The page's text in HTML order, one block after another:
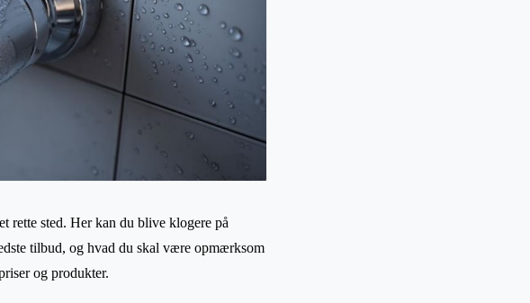
rette sted. Her kan du blive klogere på
tilbud, og hvad du skal være opmærksom
og produkter.